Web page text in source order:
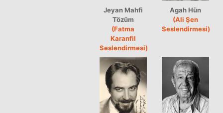
Jeyan Mahfi
Tözüm
(Fatma
Karanfil
Seslendirmesi)
Agah Hün
(Ali Şen
Seslendirmesi)